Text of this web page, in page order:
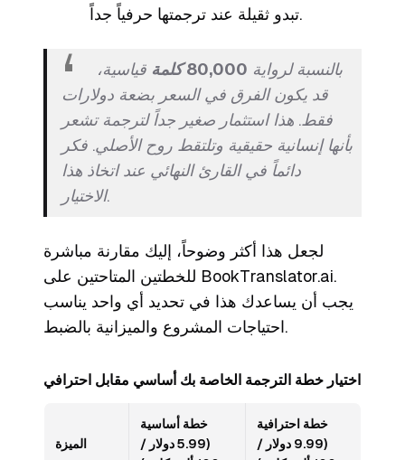
تبدو ثقيلة عند ترجمتها حرفياً جداً.
بالنسبة لرواية 80,000 كلمة
قياسية،
قد يكون الفرق في السعر بضعة دولارات
فقط. هذا استثمار صغير جداً لترجمة تشعر
بأنها إنسانية حقيقية وتلتقط روح الأصلي. فكر
دائماً في القارئ النهائي عند اتخاذ هذا
الاختيار.
لجعل هذا أكثر وضوحاً، إليك مقارنة مباشرة
للخطتين المتاحتين على BookTranslator.ai.
يجب أن يساعدك هذا في تحديد أي واحد يناسب
احتياجات المشروع والميزانية بالضبط.
اختيار خطة الترجمة الخاصة بك أساسي مقابل احترافي
الميزة
خطة أساسية
(5.99 دولار /
خطة احترافية
(9.99 دولار /